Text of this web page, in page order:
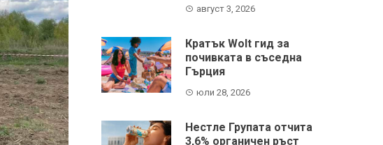
август 3, 2026
Кратък Wolt гид за
почивката в съседна
Гърция
юли 28, 2026
Нестле Групата отчита
3,6% органичен ръст